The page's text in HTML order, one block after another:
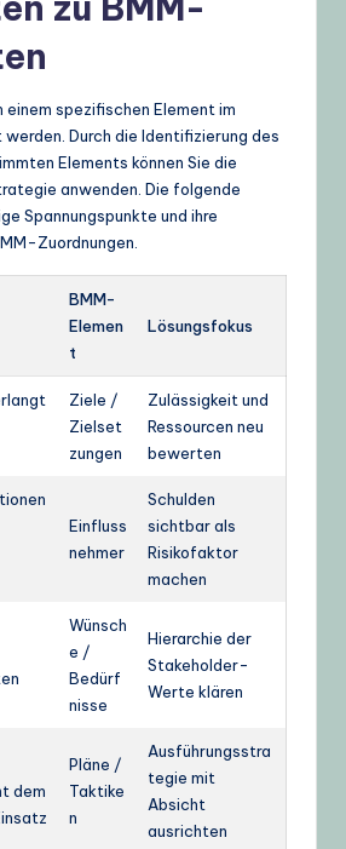
einem spezifischen Element im
Durch die Identifizierung des
Elements können Sie die
anwenden. Die folgende
Spannungspunkte und ihre
Zuordnungen.
BMM-
Elemen
t
Lösungsfokus
Ziele /
Zielset
zungen
Zulässigkeit und
Ressourcen neu
bewerten
Einfluss
nehmer
Schulden
sichtbar als
Risikofaktor
machen
Wünsch
e /
Bedürf
nisse
Hierarchie der
Stakeholder-
Werte klären
dem
Pläne /
Taktike
n
Ausführungsstra
tegie mit
Absicht
ausrichten